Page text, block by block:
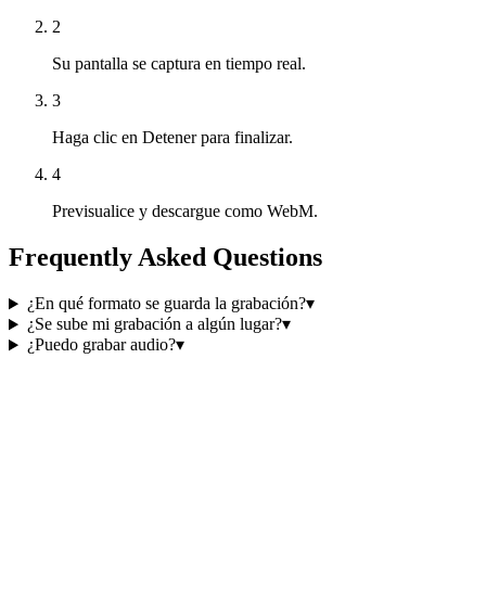
2
Su pantalla se captura en tiempo real.
3
Haga clic en Detener para finalizar.
4
Previsualice y descargue como WebM.
Frequently Asked Questions
¿En qué formato se guarda la grabación?▾
¿Se sube mi grabación a algún lugar?▾
¿Puedo grabar audio?▾